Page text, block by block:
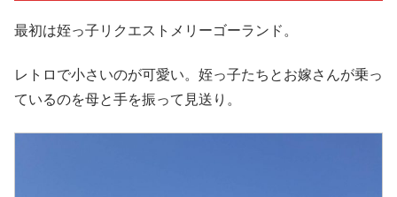
最初は姪っ子リクエストメリーゴーランド。
レトロで小さいのが可愛い。姪っ子たちとお嫁さんが乗っ
ているのを母と手を振って見送り。